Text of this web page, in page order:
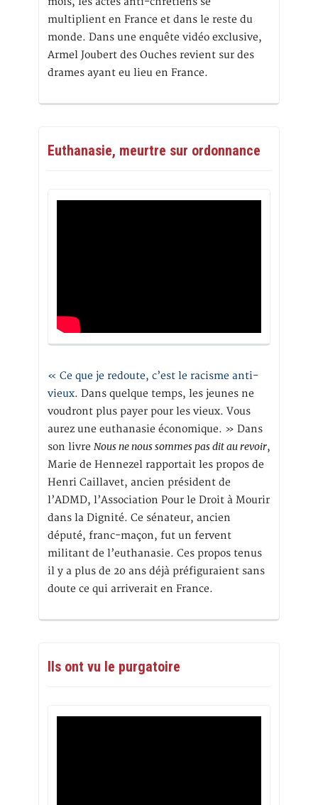
multiplient en France et dans le reste du
monde. Dans une enquête vidéo exclusive,
Armel Joubert des Ouches revient sur des
drames ayant eu lieu en France.
Euthanasie, meurtre sur ordonnance
« Ce que je redoute, c’est le racisme anti-
vieux. Dans quelque temps, les jeunes ne
voudront plus payer pour les vieux. Vous
aurez une euthanasie économique. » Dans
son livre Nous ne nous sommes pas dit au revoir,
Marie de Hennezel rapportait les propos de
Henri Caillavet, ancien président de
l’ADMD, l’Association Pour le Droit à Mourir
dans la Dignité. Ce sénateur, ancien
député, franc-maçon, fut un fervent
militant de l’euthanasie. Ces propos tenus
il y a plus de 20 ans déjà préfiguraient sans
doute ce qui arriverait en France.
Ils ont vu le purgatoire